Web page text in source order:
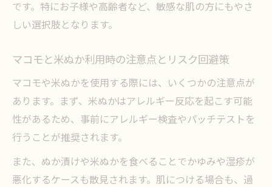
です。特にお子様や高齢者など、敏感な肌の方にもやさ
しい選択肢となります。
マコモと米ぬか利用時の注意点とリスク回避策
マコモや米ぬかを使用する際には、いくつかの注意点が
あります。まず、米ぬかはアレルギー反応を起こす可能
性があるため、事前にアレルギー検査やパッチテストを
行うことが推奨されます。
また、ぬか漬けや米ぬかを食べることでかゆみや湿疹が
悪化するケースも散見されます。肌につける場合も、過